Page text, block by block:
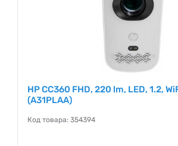
HP CC360 FHD, 220 lm, LED, 1.2,
(A31PLAA)
Код товара: 354394